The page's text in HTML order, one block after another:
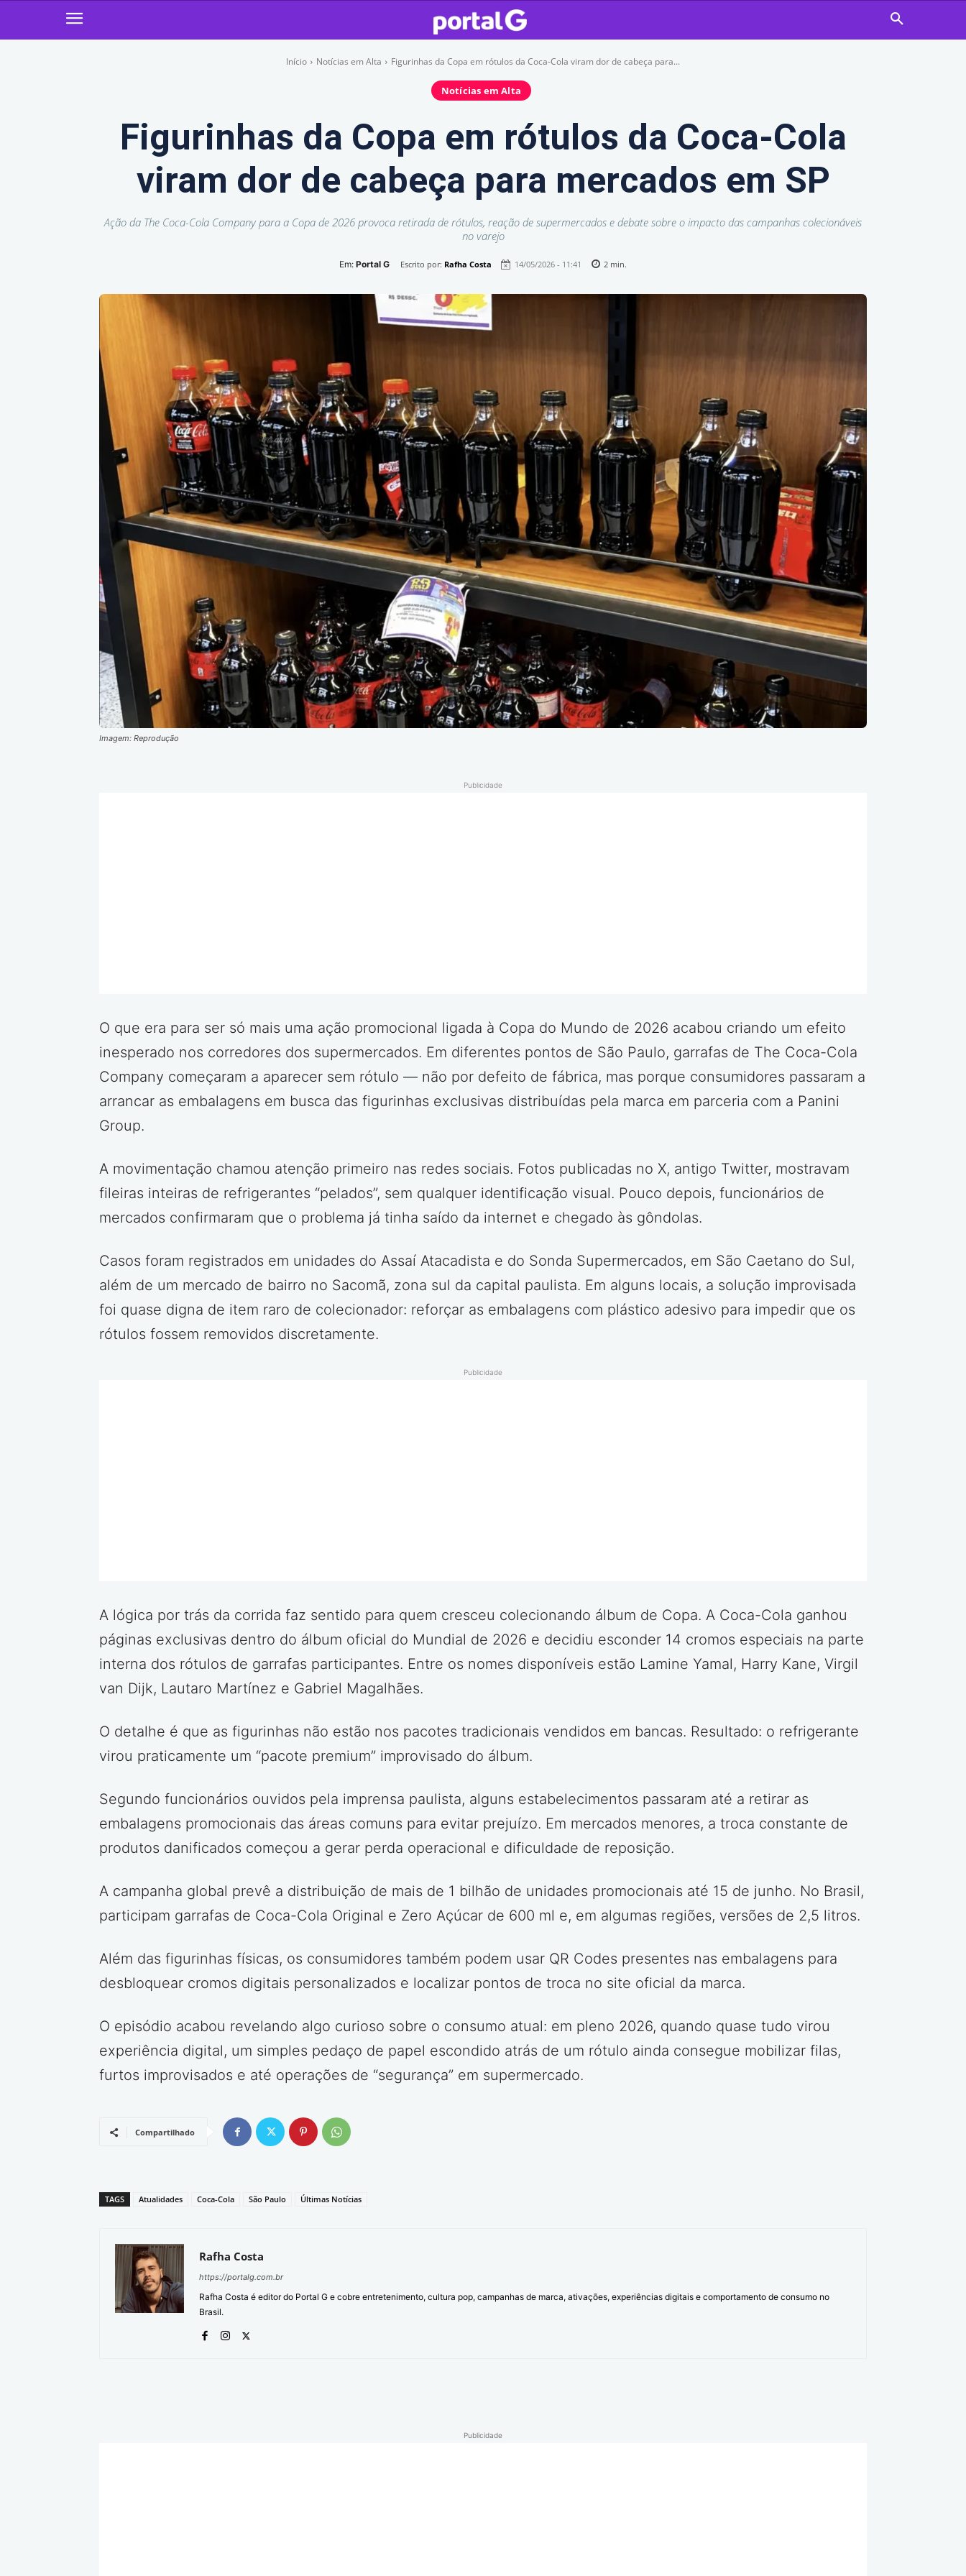
Início Notícias em Alta Figurinhas da Copa em rótulos da Coca-Cola viram dor de cabeça para...
Notícias em Alta
Figurinhas da Copa em rótulos da Coca-Cola
viram dor de cabeça para mercados em SP
Ação da The Coca-Cola Company para a Copa de 2026 provoca retirada de rótulos, reação de supermercados e debate sobre o impacto das campanhas colecionáveis
no varejo
Em: Portal G Escrito por: Rafha Costa 14/05/2026 - 11:41 2 min.
Imagem: Reprodução
Publicidade
O que era para ser só mais uma ação promocional ligada à Copa do Mundo de 2026 acabou criando um efeito
inesperado nos corredores dos supermercados. Em diferentes pontos de São Paulo, garrafas de The Coca-Cola
Company começaram a aparecer sem rótulo — não por defeito de fábrica, mas porque consumidores passaram a
arrancar as embalagens em busca das figurinhas exclusivas distribuídas pela marca em parceria com a Panini
Group.
A movimentação chamou atenção primeiro nas redes sociais. Fotos publicadas no X, antigo Twitter, mostravam
fileiras inteiras de refrigerantes “pelados”, sem qualquer identificação visual. Pouco depois, funcionários de
mercados confirmaram que o problema já tinha saído da internet e chegado às gôndolas.
Casos foram registrados em unidades do Assaí Atacadista e do Sonda Supermercados, em São Caetano do Sul,
além de um mercado de bairro no Sacomã, zona sul da capital paulista. Em alguns locais, a solução improvisada
foi quase digna de item raro de colecionador: reforçar as embalagens com plástico adesivo para impedir que os
rótulos fossem removidos discretamente.
Publicidade
A lógica por trás da corrida faz sentido para quem cresceu colecionando álbum de Copa. A Coca-Cola ganhou
páginas exclusivas dentro do álbum oficial do Mundial de 2026 e decidiu esconder 14 cromos especiais na parte
interna dos rótulos de garrafas participantes. Entre os nomes disponíveis estão Lamine Yamal, Harry Kane, Virgil
van Dijk, Lautaro Martínez e Gabriel Magalhães.
O detalhe é que as figurinhas não estão nos pacotes tradicionais vendidos em bancas. Resultado: o refrigerante
virou praticamente um “pacote premium” improvisado do álbum.
Segundo funcionários ouvidos pela imprensa paulista, alguns estabelecimentos passaram até a retirar as
embalagens promocionais das áreas comuns para evitar prejuízo. Em mercados menores, a troca constante de
produtos danificados começou a gerar perda operacional e dificuldade de reposição.
A campanha global prevê a distribuição de mais de 1 bilhão de unidades promocionais até 15 de junho. No Brasil,
participam garrafas de Coca-Cola Original e Zero Açúcar de 600 ml e, em algumas regiões, versões de 2,5 litros.
Além das figurinhas físicas, os consumidores também podem usar QR Codes presentes nas embalagens para
desbloquear cromos digitais personalizados e localizar pontos de troca no site oficial da marca.
O episódio acabou revelando algo curioso sobre o consumo atual: em pleno 2026, quando quase tudo virou
experiência digital, um simples pedaço de papel escondido atrás de um rótulo ainda consegue mobilizar filas,
furtos improvisados e até operações de “segurança” em supermercado.
Compartilhado
TAGS Atualidades Coca-Cola São Paulo Últimas Notícias
Rafha Costa
https://portalg.com.br
Rafha Costa é editor do Portal G e cobre entretenimento, cultura pop, campanhas de marca, ativações, experiências digitais e comportamento de consumo no
Brasil.
Publicidade